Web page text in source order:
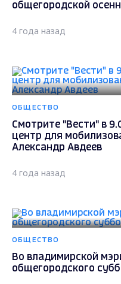
общегородской
4 года назад
ОБЩЕСТВО
Смотрите "Вести" в
центр для
Александр Авдеев
4 года назад
ОБЩЕСТВО
Во владимирской
общегородского